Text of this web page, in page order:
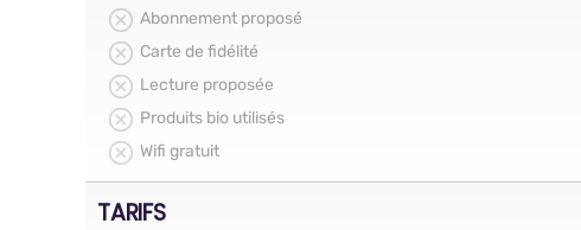
Abonnement proposé
Carte de fidélité
Lecture proposée
Produits bio utilisés
Wifi gratuit
TARIFS